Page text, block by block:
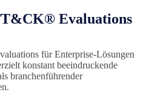
Evaluations
für Enterprise-Lösungen
konstant beeindruckende
branchenführender